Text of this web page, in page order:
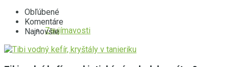
Zaujímavosti
Obľúbené
Komentáre
Najnovšie